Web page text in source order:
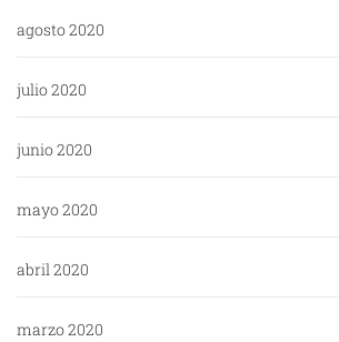
agosto 2020
julio 2020
junio 2020
mayo 2020
abril 2020
marzo 2020